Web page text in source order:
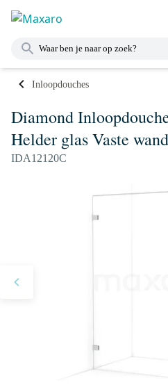
Inloopdouches
Diamond
Helder glas Vaste wand
IDA12120C